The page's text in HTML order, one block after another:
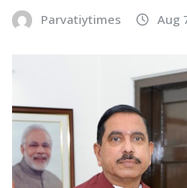
Parvatiytimes Aug